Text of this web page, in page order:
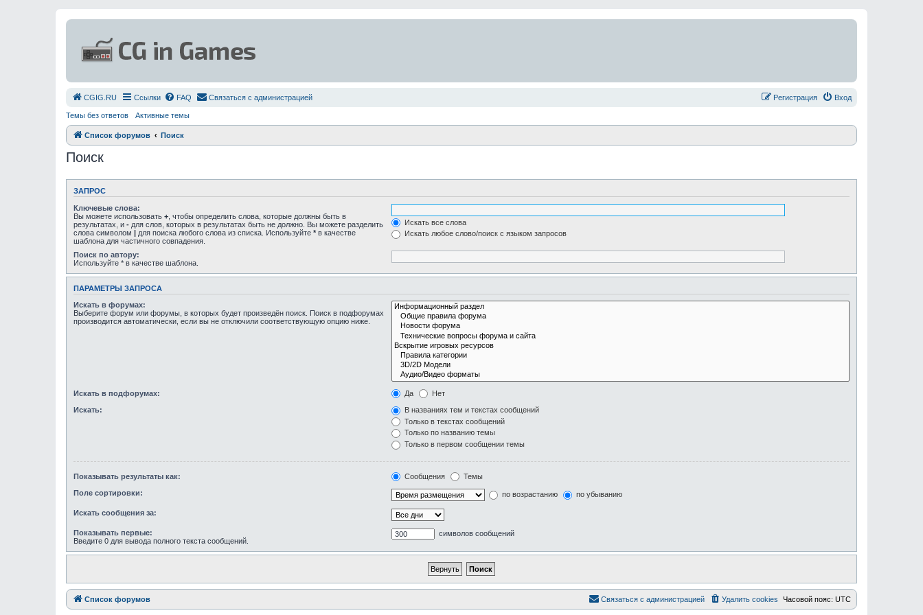
СGIG.RU Ссылки FAQ Связаться с администрацией Вход
Регистрация
Темы без ответов Активные темы
Список форумов Поиск
Поиск
ЗАПРОС
Ключевые слова:
Вы можете использовать + , чтобы определить слова, которые должны быть в
результатах, и - для слов, которых в результатах быть не должно. Вы можете разделить
слова символом | для поиска любого слова из списка. Используйте * в качестве
шаблона для частичного совпадения.
Искать все слова
Искать любое слово/поиск с языком запросов
Поиск по автору:
Используйте * в качестве шаблона.
ПАРАМЕТРЫ ЗАПРОСА
Искать в форумах:
Выберите форум или форумы, в которых будет произведён поиск. Поиск в подфорумах
производится автоматически, если вы не отключили соответствующую опцию ниже.
Искать в подфорумах: Да Нет
Искать:
В названиях тем и текстах сообщений
Только в текстах сообщений
Только по названию темы
Только в первом сообщении темы
Показывать результаты как: Сообщения Темы
Поле сортировки: по возрастанию по убыванию
Искать сообщения за:
Показывать первые:
Введите 0 для вывода полного текста сообщений.
символов сообщений
Список форумов Часовой пояс: UTC
Удалить cookies
Связаться с администрацией